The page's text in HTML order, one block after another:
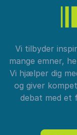
Vi tilbyder
mange emner,
Vi hjælper dig
og giver
debat med et